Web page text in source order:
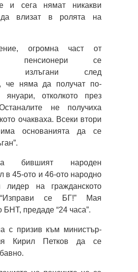
и сега нямат никакви
да влизат в ролята на
огромна част от
пенсионери се
излъгани след
че няма да получат по-
януари, отколкото през
не получиха
очакваха. Всеки втори
има основанията да се
бившият народен
в 45-ото и 46-ото народно
лидер на гражданското
се БГ!” Мая
предаде “24 часа”.
с призив към министър-
Кирил Петков да се